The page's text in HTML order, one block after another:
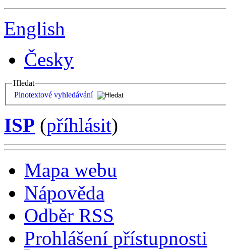
English
Česky
Hledat
Plnotextové vyhledávání
ISP (příhlásit)
Mapa webu
Nápověda
Odběr RSS
Prohlášení přístupnosti